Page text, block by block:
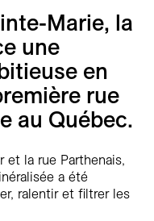
Marie, la
une
en
rue
au Québec.
et la rue Parthenais,
a été
ralentir et filtrer les